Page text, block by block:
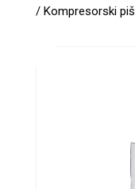
/ Kompresorski